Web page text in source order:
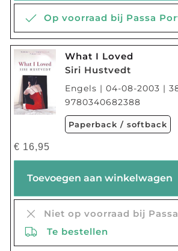
Op voorraad bij Passa
What I Loved
Siri Hustvedt
Engels | 04-08-2003 |
9780340682388
Paperback / softback
€ 16,95
Toevoegen aan winkelwagen
Niet op voorraad bij
Te bestellen